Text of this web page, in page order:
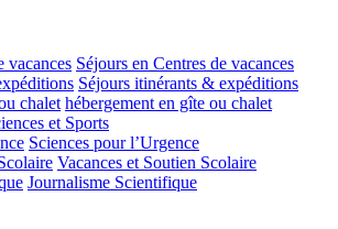
vacances Séjours en Centres de vacances
Séjours itinérants & expéditions
chalet hébergement en gîte ou chalet
et Sports
Sciences pour l’Urgence
Vacances et Soutien Scolaire
Journalisme Scientifique